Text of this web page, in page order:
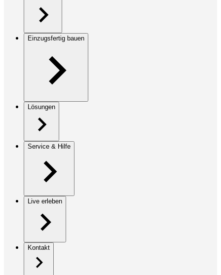
Einzugsfertig bauen
Lösungen
Service & Hilfe
Live erleben
Kontakt